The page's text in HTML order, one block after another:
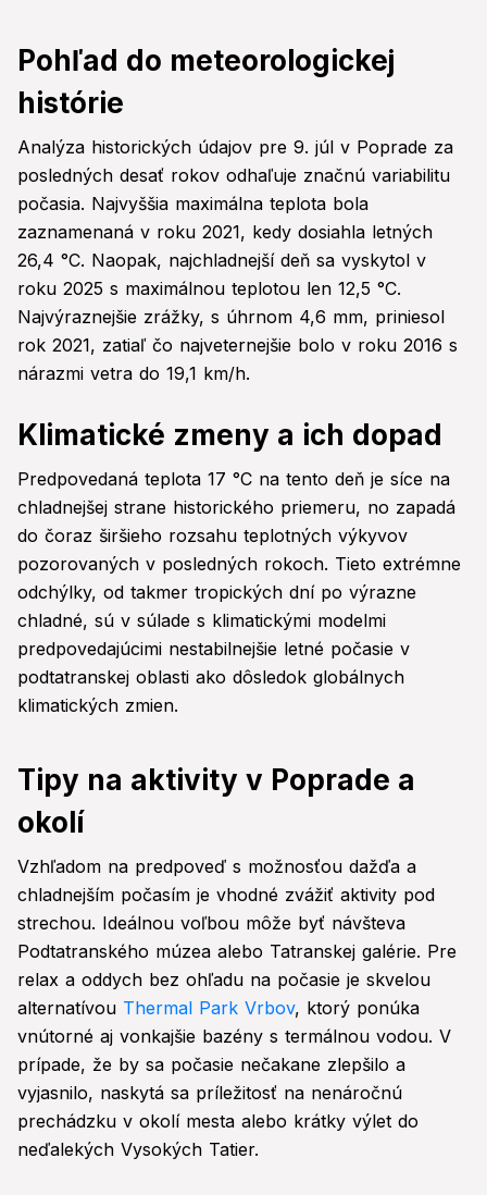
Pohľad do meteorologickej
histórie
Analýza historických údajov pre 9. júl v Poprade za
posledných desať rokov odhaľuje značnú variabilitu
počasia. Najvyššia maximálna teplota bola
zaznamenaná v roku 2021, kedy dosiahla letných
26,4 °C. Naopak, najchladnejší deň sa vyskytol v
roku 2025 s maximálnou teplotou len 12,5 °C.
Najvýraznejšie zrážky, s úhrnom 4,6 mm, priniesol
rok 2021, zatiaľ čo najveternejšie bolo v roku 2016 s
nárazmi vetra do 19,1 km/h.
Klimatické zmeny a ich dopad
Predpovedaná teplota 17 °C na tento deň je síce na
chladnejšej strane historického priemeru, no zapadá
do čoraz širšieho rozsahu teplotných výkyvov
pozorovaných v posledných rokoch. Tieto extrémne
odchýlky, od takmer tropických dní po výrazne
chladné, sú v súlade s klimatickými modelmi
predpovedajúcimi nestabilnejšie letné počasie v
podtatranskej oblasti ako dôsledok globálnych
klimatických zmien.
Tipy na aktivity v Poprade a
okolí
Vzhľadom na predpoveď s možnosťou dažďa a
chladnejším počasím je vhodné zvážiť aktivity pod
strechou. Ideálnou voľbou môže byť návšteva
Podtatranského múzea alebo Tatranskej galérie. Pre
relax a oddych bez ohľadu na počasie je skvelou
alternatívou Thermal Park Vrbov, ktorý ponúka
vnútorné aj vonkajšie bazény s termálnou vodou. V
prípade, že by sa počasie nečakane zlepšilo a
vyjasnilo, naskytá sa príležitosť na nenáročnú
prechádzku v okolí mesta alebo krátky výlet do
neďalekých Vysokých Tatier.